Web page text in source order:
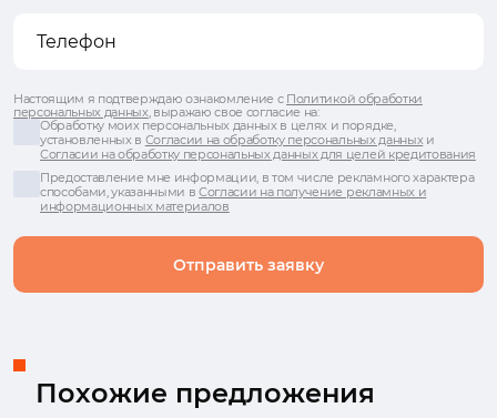
Отправить заявку
Настоящим я подтверждаю ознакомление с Политикой обработки
персональных данных, выражаю свое согласие на:
Обработку моих персональных данных в целях и порядке,
установленных в Согласии на обработку персональных данныхи
Согласии на обработку персональных данных для целей кредитования
Предоставление мне информации, в том числе рекламного характера
способами, указанными вСогласии на получение рекламных и
информационных материалов
Похожие предложения